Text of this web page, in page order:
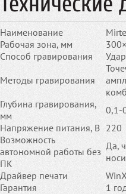
Наименование
Рабочая зона, мм
Способ гравирования
Методы гравирования
Глубина гравирования,
мм
0,1-
Напряжение питания, В 220
Возможность
автономной работы без
ПК
Да,
Драйвер печати
Гарантия
1